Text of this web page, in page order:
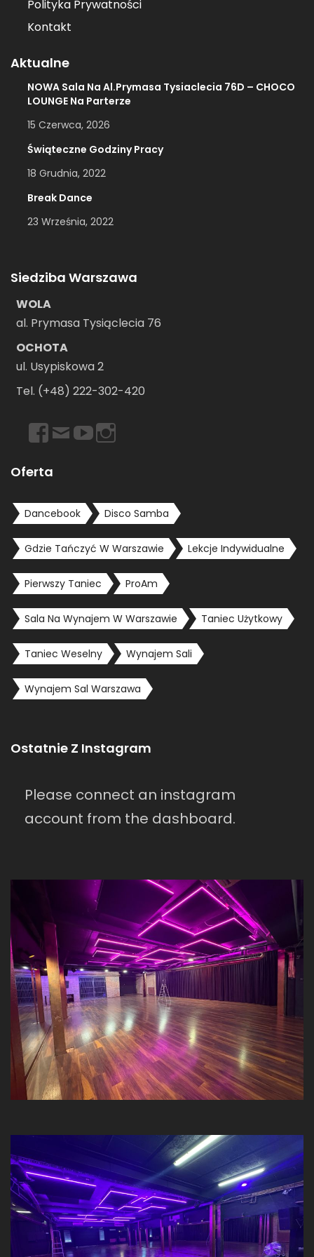
Polityka Prywatności
Kontakt
Aktualne
NOWA Sala Na Al.Prymasa Tysiaclecia 76D – CHOCO
LOUNGE Na Parterze
15 Czerwca, 2026
Świąteczne Godziny Pracy
18 Grudnia, 2022
Break Dance
23 Września, 2022
Siedziba Warszawa
WOLA
al. Prymasa Tysiąclecia 76
OCHOTA
ul. Usypiskowa 2
Tel. (+48) 222-302-420
https://www.facebook.com/dancebookwarszawa
Emailhttps://www.youtube.com/user/dancebookpl
Oferta
Dancebook Disco Samba
Gdzie Tańczyć W Warszawie Lekcje Indywidualne
Pierwszy Taniec ProAm
Sala Na Wynajem W Warszawie Taniec Użytkowy
Taniec Weselny Wynajem Sali
Wynajem Sal Warszawa
Ostatnie Z Instagram
Please connect an instagram
account from the dashboard.